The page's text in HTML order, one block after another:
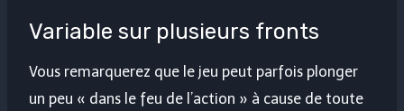
Variable sur plusieurs fronts
Vous remarquerez que le jeu peut parfois plonger
un peu « dans le feu de l’action » à cause de toute